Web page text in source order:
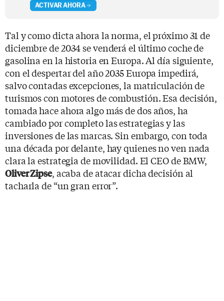
ACTIVAR AHORA
Tal y como dicta ahora la norma, el próximo 31 de
diciembre de 2034 se venderá el último coche de
gasolina en la historia en Europa. Al día siguiente,
con el despertar del año 2035 Europa impedirá,
salvo contadas excepciones, la matriculación de
turismos con motores de combustión. Esa decisión,
tomada hace ahora algo más de dos años, ha
cambiado por completo las estrategias y las
inversiones de las marcas. Sin embargo, con toda
una década por delante, hay quienes no ven nada
clara la estrategia de movilidad. El CEO de BMW,
Oliver Zipse, acaba de atacar dicha decisión al
tacharla de “un gran error”.